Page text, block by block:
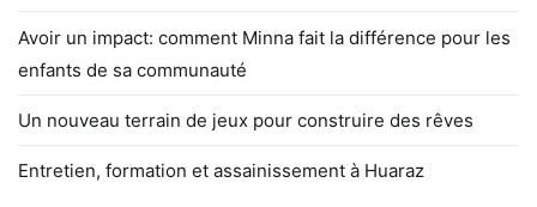
Avoir un impact: comment Minna fait la différence pour les
enfants de sa communauté
Un nouveau terrain de jeux pour construire des rêves
Entretien, formation et assainissement à Huaraz